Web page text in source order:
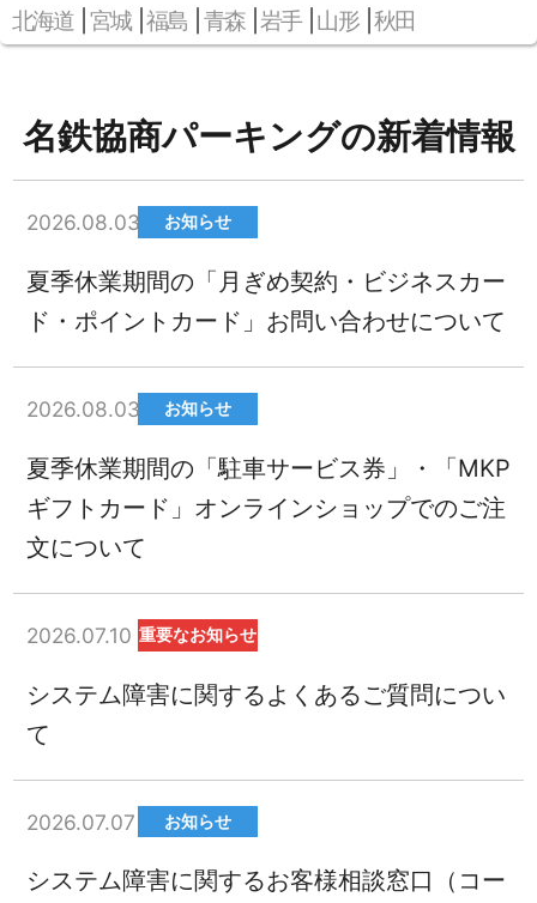
北海道 宮城 福島 青森 岩手 山形 秋田
名鉄協商パーキングの新着情報
2026.08.03 お知らせ
夏季休業期間の「月ぎめ契約・ビジネスカー
ド・ポイントカード」お問い合わせについて
2026.08.03 お知らせ
夏季休業期間の「駐車サービス券」・「MKP
ギフトカード」オンラインショップでのご注
文について
2026.07.10 重要なお知らせ
システム障害に関するよくあるご質問につい
て
2026.07.07 お知らせ
システム障害に関するお客様相談窓口（コー